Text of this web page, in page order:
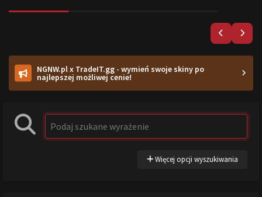
NGNW.pl x TradeIT.gg - wymień swoje skiny po
najlepszej możliwej cenie!
Więcej opcji wyszukiwania